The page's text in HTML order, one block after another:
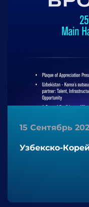
15 Сентябрь
Узбекско-